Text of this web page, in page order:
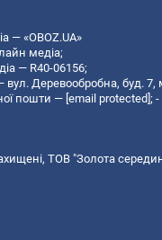
— «OBOZ.UA»
медіа;
— R40-06156;
Деревообробна, буд. 7,
пошти — [email protected] ;
ТОВ "Золота